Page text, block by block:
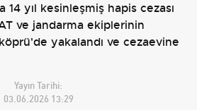
14 yıl kesinleşmiş hapis cezası
ve jandarma ekiplerinin
yakalandı ve cezaevine
Yayın Tarihi:
03.06.2026 13:29